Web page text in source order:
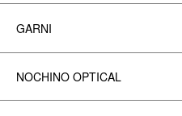
GARNI
NOCHINO OPTICAL